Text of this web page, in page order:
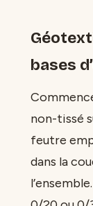
bases
non-tissé
feutre
dans la